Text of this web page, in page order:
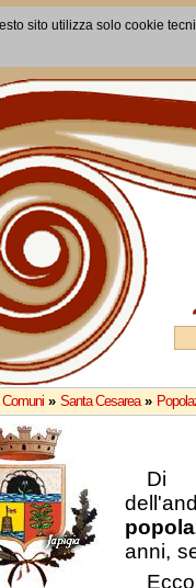
sito utilizza solo cookie
I Comuni » Santa Cesarea »
Di
anni,